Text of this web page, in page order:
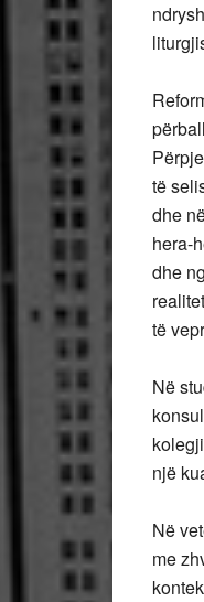
të
dhe
hera-
dhe
të
Në
një
Në
me